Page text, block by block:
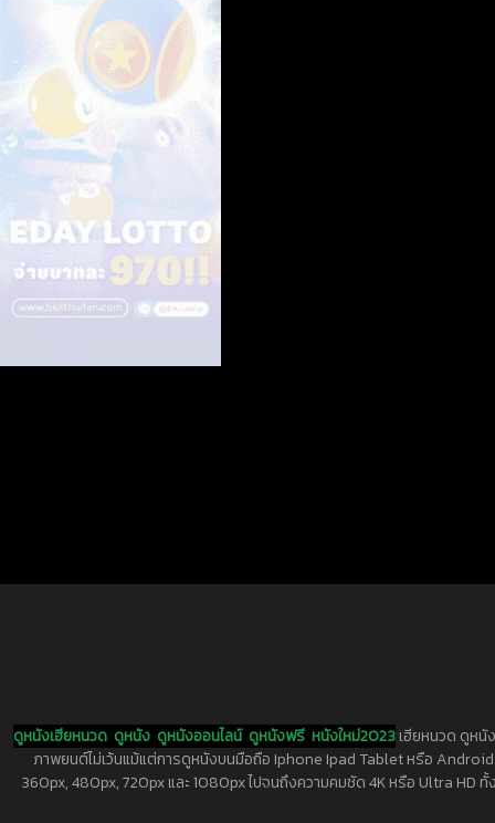
ดูหนังเฮียหนวด ดูหนัง ดูหนังออนไลน์ ดูหนังฟรี หนังใหม่2023เฮียหนวด ดูหนั
ภาพยนต์ไม่เว้นแม้แต่การดูหนังบนมือถือ Iphone Ipad Tablet หรือ
360px, 480px, 720px และ 1080px ไปจนถึงความคมชัด 4K หรือ Ultra HD